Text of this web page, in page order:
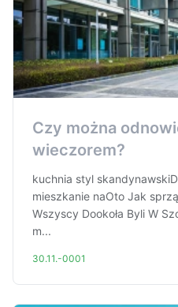
Czy można
wieczorem?
kuchnia styl
mieszkanie naOto Jak
Wszyscy Dookoła Byli W
m...
30.11.-0001